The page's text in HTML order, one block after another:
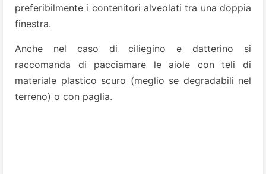
preferibilmente i contenitori alveolati tra una doppia
finestra.
Anche nel caso di ciliegino e datterino si
raccomanda di pacciamare le aiole con teli di
materiale plastico scuro (meglio se degradabili nel
terreno) o con paglia.